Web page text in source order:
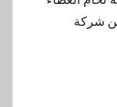
شركة